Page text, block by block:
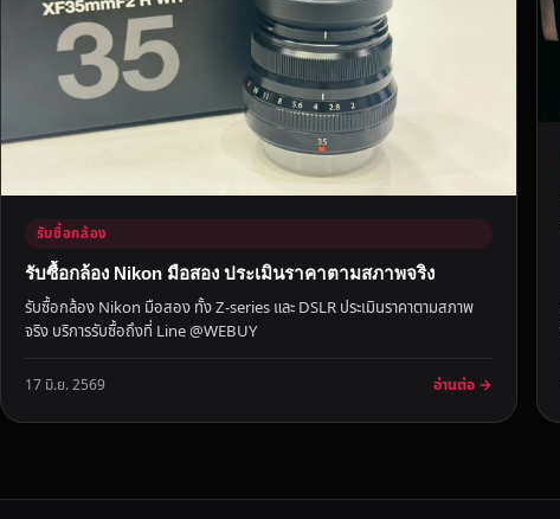
รับซื้อกล้อง
รับซื้อกล้อง Nikon มือสอง ประเมินราคาตามสภาพจริง
รับซื้อกล้อง Nikon มือสอง ทั้ง Z-series และ DSLR ประเมินราคาตามสภาพ
จริง บริการรับซื้อถึงที่ Line @WEBUY
17 มิ.ย. 2569 อ่านต่อ →